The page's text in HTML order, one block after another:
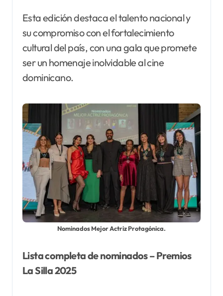
Esta edición destaca el talento nacional y
su compromiso con el fortalecimiento
cultural del país, con una gala que promete
ser un homenaje inolvidable al cine
dominicano.
Nominados Mejor Actriz Protagónica.
Lista completa de nominados – Premios
La Silla 2025